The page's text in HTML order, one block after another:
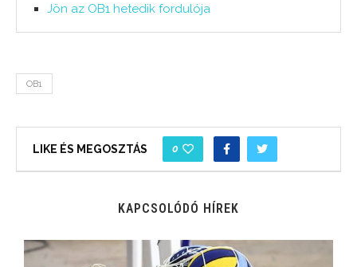
Jön az OB1 hetedik fordulója
OB1
LIKE ÉS MEGOSZTÁS 0
KAPCSOLÓDÓ HÍREK